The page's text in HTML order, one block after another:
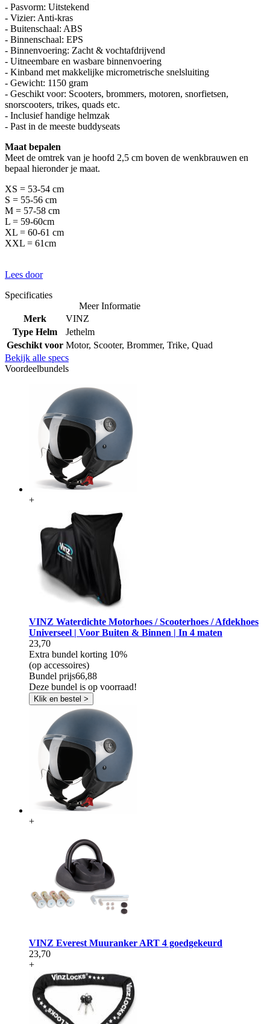
- Pasvorm: Uitstekend
- Vizier: Anti-kras
- Buitenschaal: ABS
- Binnenschaal: EPS
- Binnenvoering: Zacht & vochtafdrijvend
- Uitneembare en wasbare binnenvoering
- Kinband met makkelijke micrometrische snelsluiting
- Gewicht: 1150 gram
- Geschikt voor: Scooters, brommers, motoren, snorfietsen,
snorscooters, trikes, quads etc.
- Inclusief handige helmzak
- Past in de meeste buddyseats
Maat bepalen
Meet de omtrek van je hoofd 2,5 cm boven de wenkbrauwen en
bepaal hieronder je maat.
XS = 53-54 cm
S = 55-56 cm
M = 57-58 cm
L = 59-60cm
XL = 60-61 cm
XXL = 61cm
Lees door
Specificaties
Meer Informatie
Merk
VINZ
Type Helm
Jethelm
Geschikt voor Motor, Scooter, Brommer, Trike, Quad
Bekijk alle specs
Voordeelbundels
+
VINZ Waterdichte Motorhoes / Scooterhoes / Afdekhoes
Universeel | Voor Buiten & Binnen | In 4 maten
23,70
Extra bundel korting 10%
(op accessoires)
Bundel prijs66,88
Deze bundel is op voorraad!
Klik en bestel >
+
VINZ Everest Muuranker ART 4 goedgekeurd
23,70
+